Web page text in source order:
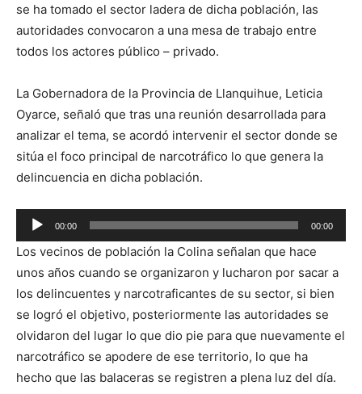
se ha tomado el sector ladera de dicha población, las
autoridades convocaron a una mesa de trabajo entre
todos los actores público – privado.
La Gobernadora de la Provincia de Llanquihue, Leticia
Oyarce, señaló que tras una reunión desarrollada para
analizar el tema, se acordó intervenir el sector donde se
sitúa el foco principal de narcotráfico lo que genera la
delincuencia en dicha población.
Reproductor
de
audio
00:00 00:00
Los vecinos de población la Colina señalan que hace
unos años cuando se organizaron y lucharon por sacar a
los delincuentes y narcotraficantes de su sector, si bien
se logró el objetivo, posteriormente las autoridades se
olvidaron del lugar lo que dio pie para que nuevamente el
narcotráfico se apodere de ese territorio, lo que ha
hecho que las balaceras se registren a plena luz del día.